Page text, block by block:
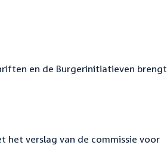
en de Burgerinitiatieven brengt
het verslag van de commissie voor